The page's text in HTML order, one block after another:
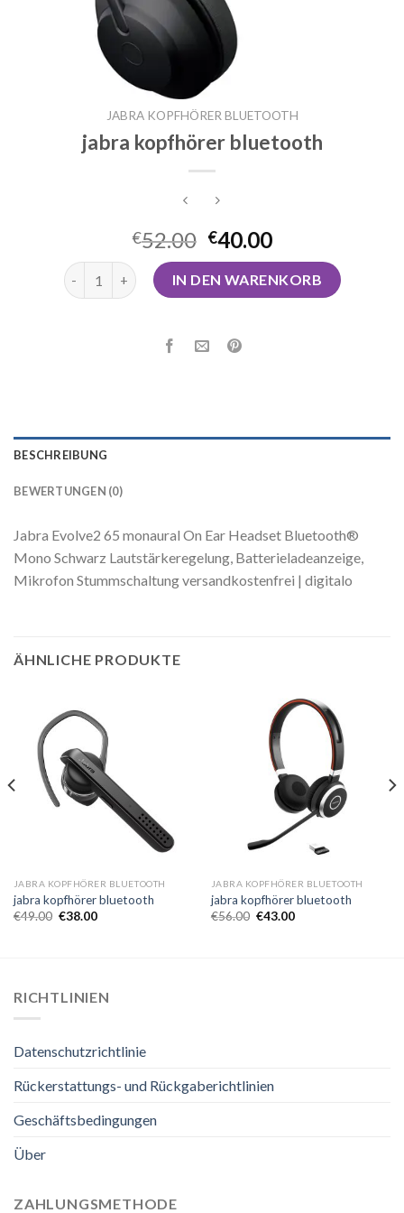
JABRA KOPFHÖRER BLUETOOTH
jabra kopfhörer bluetooth
€52.00 €40.00
jabra kopfhörer bluetooth Menge
IN DEN WARENKORB
BESCHREIBUNG
BEWERTUNGEN (0)
Jabra Evolve2 65 monaural On Ear Headset Bluetooth®
Mono Schwarz Lautstärkeregelung, Batterieladeanzeige,
Mikrofon Stummschaltung versandkostenfrei | digitalo
ÄHNLICHE PRODUKTE
JABRA KOPFHÖRER BLUETOOTH
jabra kopfhörer bluetooth
€49.00 €38.00
JABRA KOPFHÖRER BLUETOOTH
jabra kopfhörer bluetooth
€56.00 €43.00
RICHTLINIEN
Datenschutzrichtlinie
Rückerstattungs- und Rückgaberichtlinien
Geschäftsbedingungen
Über
ZAHLUNGSMETHODE